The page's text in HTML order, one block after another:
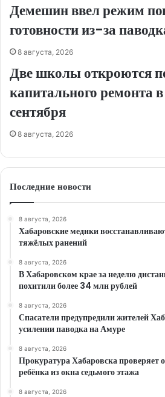
Демешин ввел режим
готовности из-за
8 августа, 2026
Две школы откроются
капитального ремонта
сентября
8 августа, 2026
Последние новости
8 августа, 2026
Хабаровские медики
тяжёлых ранений
8 августа, 2026
В Хабаровском крае за неделю
похитили более 34 млн рублей
8 августа, 2026
Спасатели предупредили жителей
усилении паводка на Амуре
8 августа, 2026
Прокуратура Хабаровска проверяет
ребёнка из окна седьмого этажа
8 августа, 2026